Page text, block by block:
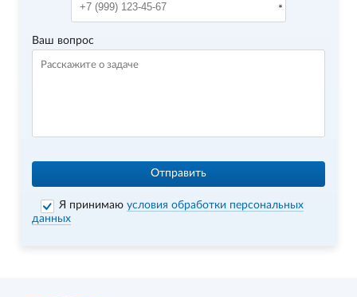
Ваш вопрос
Отправить
Я принимаюусловия обработки персональных
данных